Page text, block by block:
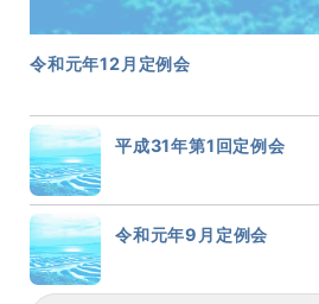
令和元年12月定例会
平成31年第1回定例会
令和元年9月定例会